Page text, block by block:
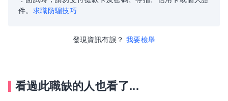
件。 求職防騙技巧
發現資訊有誤？ 我要檢舉
看過此職缺的人也看了...